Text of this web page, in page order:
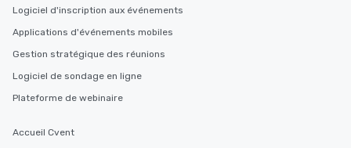
Logiciel d'inscription aux événements
Applications d'événements mobiles
Gestion stratégique des réunions
Logiciel de sondage en ligne
Plateforme de webinaire
Accueil Cvent